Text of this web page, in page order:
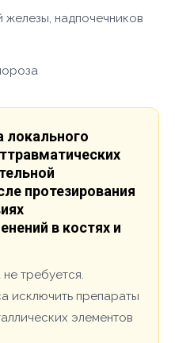
надпочечников
локального
протезирования
в костях и
требуется.
исключить препараты
элементов